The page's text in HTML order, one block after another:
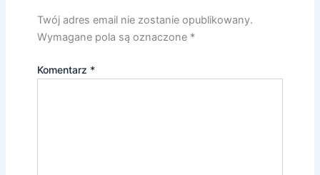
Twój adres email nie zostanie opublikowany.
Wymagane pola są oznaczone *
Komentarz *